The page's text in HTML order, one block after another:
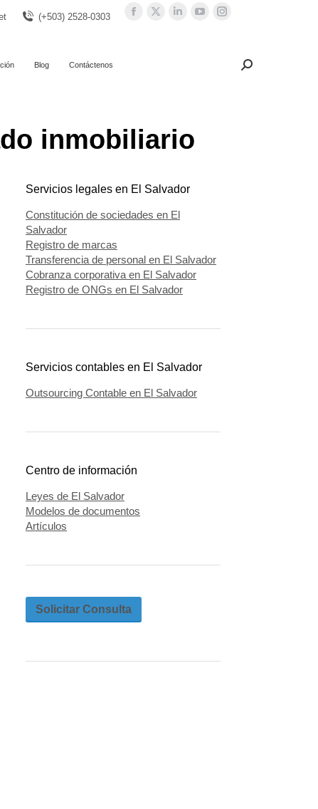
(+503) 2528-0303
Facebook LinkedinYouTube
Blog Contáctenos Search:
Buscar
inmobiliario
Servicios legales en El Salvador
Constitución de sociedades en El
Salvador
Registro de marcas
Transferencia de personal en El Salvador
Cobranza corporativa en El Salvador
Registro de ONGs en El Salvador
Servicios contables en El Salvador
Outsourcing Contable en El Salvador
Centro de información
Leyes de El Salvador
Modelos de documentos
Artículos
Solicitar Consulta